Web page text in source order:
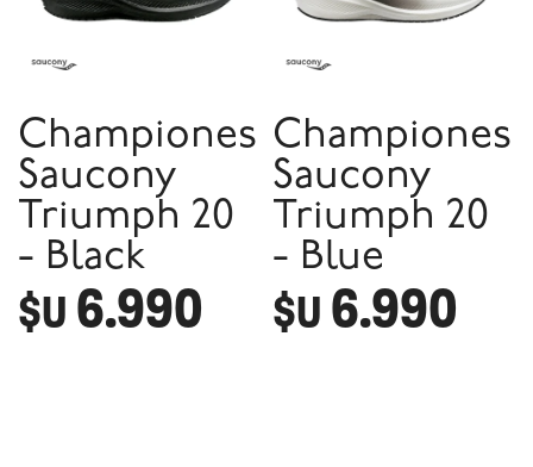
Championes
Saucony
Triumph 20
- Black
$U 6.990
Championes
Saucony
Triumph 20
- Blue
$U 6.990